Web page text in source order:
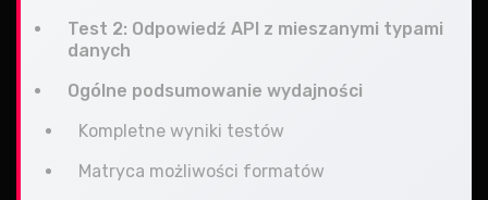
Test 2: Odpowiedź API z mieszanymi typami
danych
Ogólne podsumowanie wydajności
Kompletne wyniki testów
Matryca możliwości formatów